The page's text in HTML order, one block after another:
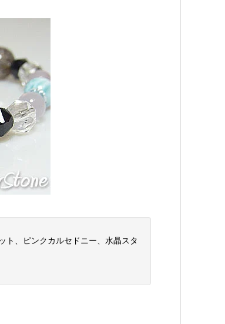
ト、ピンクカルセドニー、水晶スタ